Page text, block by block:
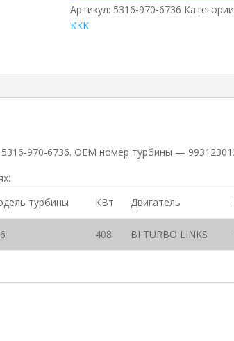
Артикул: 5316-970-6736
KKK
970-6736. ОЕМ номер турбины —
турбины КВт Двигатель
408 BI TURBO LINKS